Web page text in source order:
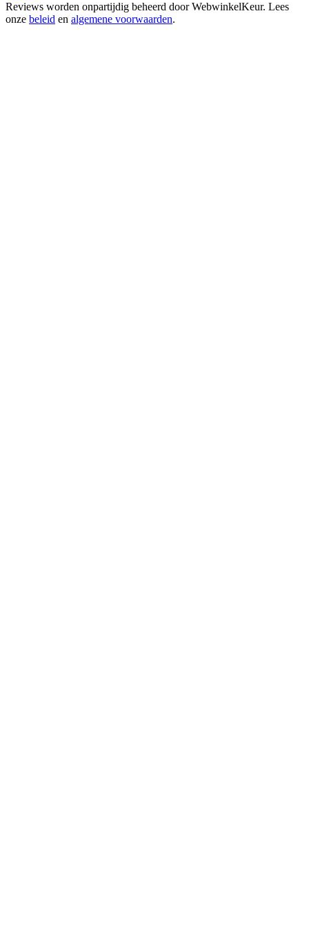
Reviews worden onpartijdig beheerd doorWebwinkelKeur. Lees
onze beleid en algemene voorwaarden.